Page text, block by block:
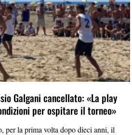
Galgani cancellato: «La play
per ospitare il torneo»
per la prima volta dopo dieci anni, il